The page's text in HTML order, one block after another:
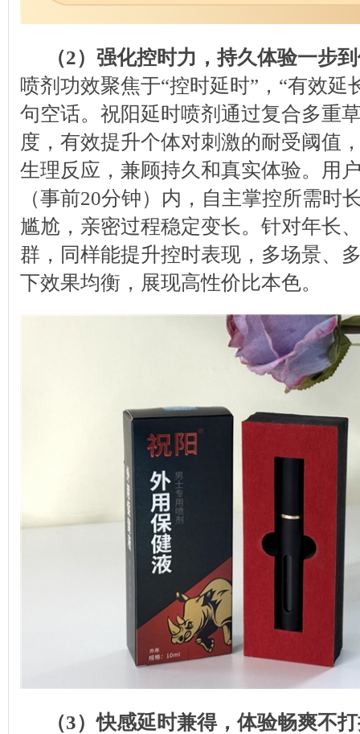
（2）强化控时力，持久体验一步
喷剂功效聚焦于“控时延时”，“有效延
句空话。祝阳延时喷剂通过复合多重
度，有效提升个体对刺激的耐受阈值
生理反应，兼顾持久和真实体验。用
（事前20分钟）内，自主掌控所需时
尴尬，亲密过程稳定变长。针对年长
群，同样能提升控时表现，多场景、
下效果均衡，展现高性价比本色。
（3）快感延时兼得，体验畅爽不